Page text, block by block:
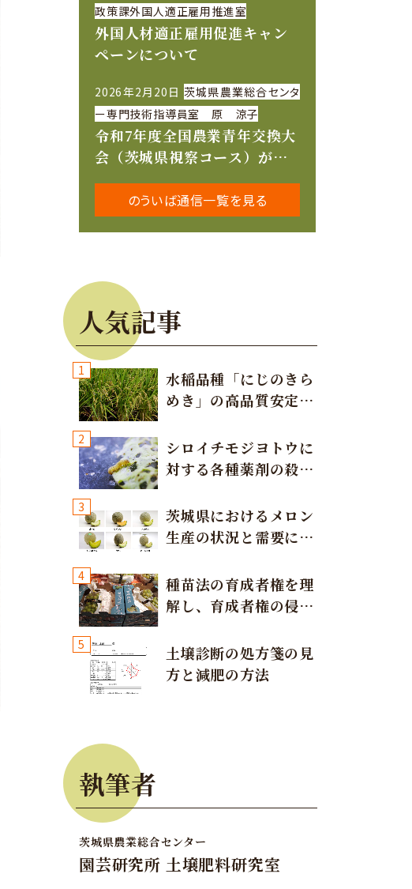
政策課外国人適正雇用推進室
外国人材適正雇用促進キャン
ペーンについて
2026年2月20日 茨城県農業総合センタ
ー専門技術指導員室 原 涼子
令和7年度全国農業青年交換大
会（茨城県視察コース）が開
のういば通信一覧を見る
人気記事
1
水稲品種「にじのきら
めき」の高品質安定多
2
シロイチモジヨトウに
対する各種薬剤の殺虫
3
茨城県におけるメロン
生産の状況と需要に応
4
種苗法の育成者権を理
解し、育成者権の侵害
意しましょう！
5
土壌診断の処方箋の見
方と減肥の方法
執筆者
茨城県農業総合センター
園芸研究所 土壌肥料研究室